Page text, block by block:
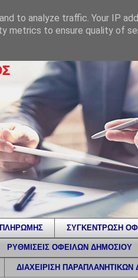
ΣΥΓΚΕΝΤΡΩΣΗ
ΡΥΘΜΙΣΕΙΣ ΟΦΕΙΛΩΝ ΔΗΜΟΣΙΟΥ
ΔΙΑΧΕΙΡΙΣΗ ΠΑΡΑΠΛΑΝΗΤΙΚΩΝ
to analyze traffic. Your IP
metrics to ensure quality of